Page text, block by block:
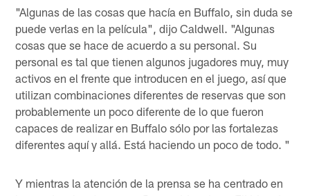
"Algunas de las cosas que hacía en Buffalo, sin duda se
puede verlas en la película", dijo Caldwell. "Algunas
cosas que se hace de acuerdo a su personal. Su
personal es tal que tienen algunos jugadores muy, muy
activos en el frente que introducen en el juego, así que
utilizan combinaciones diferentes de reservas que son
probablemente un poco diferente de lo que fueron
capaces de realizar en Buffalo sólo por las fortalezas
diferentes aquí y allá. Está haciendo un poco de todo. "
Y mientras la atención de la prensa se ha centrado en